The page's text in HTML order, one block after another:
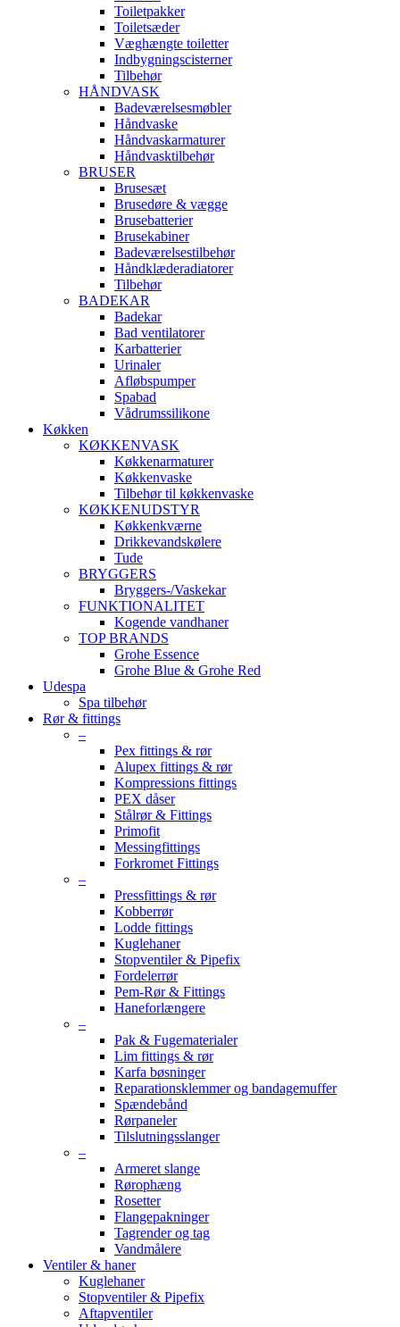
Toiletpakker
Toiletsæder
Væghængte toiletter
Indbygningscisterner
Tilbehør
HÅNDVASK
Badeværelsesmøbler
Håndvaske
Håndvaskarmaturer
Håndvasktilbehør
BRUSER
Brusesæt
Brusedøre & vægge
Brusebatterier
Brusekabiner
Badeværelsestilbehør
Håndklæderadiatorer
Tilbehør
BADEKAR
Badekar
Bad ventilatorer
Karbatterier
Urinaler
Afløbspumper
Spabad
Vådrumssilikone
Køkken
KØKKENVASK
Køkkenarmaturer
Køkkenvaske
Tilbehør til køkkenvaske
KØKKENUDSTYR
Køkkenkværne
Drikkevandskølere
Tude
BRYGGERS
Bryggers-/Vaskekar
FUNKTIONALITET
Kogende vandhaner
TOP BRANDS
Grohe Essence
Grohe Blue & Grohe Red
Udespa
Spa tilbehør
Rør & fittings
–
Pex fittings & rør
Alupex fittings & rør
Kompressions fittings
PEX dåser
Stålrør & Fittings
Primofit
Messingfittings
Forkromet Fittings
–
Pressfittings & rør
Kobberrør
Lodde fittings
Kuglehaner
Stopventiler & Pipefix
Fordelerrør
Pem-Rør & Fittings
Haneforlængere
–
Pak & Fugematerialer
Lim fittings & rør
Karfa bøsninger
Reparationsklemmer og bandagemuffer
Spændebånd
Rørpaneler
Tilslutningsslanger
–
Armeret slange
Rørophæng
Rosetter
Flangepakninger
Tagrender og tag
Vandmålere
Ventiler & haner
Kuglehaner
Stopventiler & Pipefix
Aftapventiler